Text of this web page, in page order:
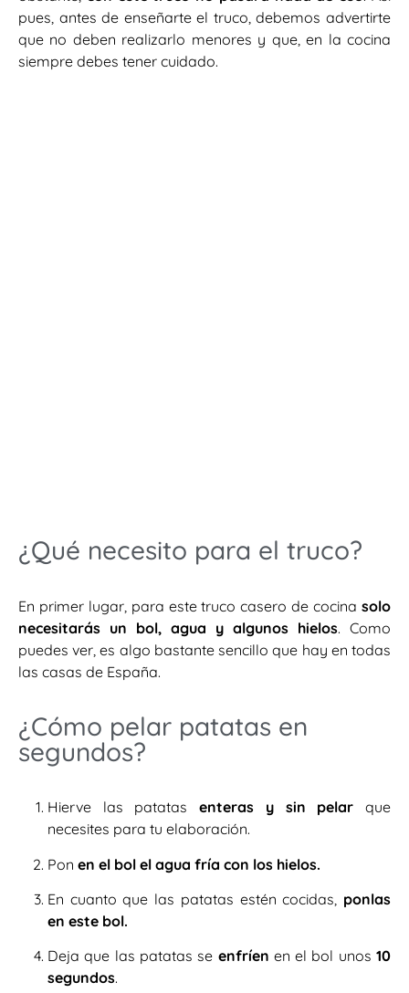
pues, antes de enseñarte el truco, debemos advertirte
que no deben realizarlo menores y que, en la cocina
siempre debes tener cuidado.
¿Qué necesito para el truco?
En primer lugar, para este truco casero de cocina solo
necesitarás un bol, agua y algunos hielos. Como
puedes ver, es algo bastante sencillo que hay en todas
las casas de España.
¿Cómo pelar patatas en
segundos?
Hierve las patatasenteras y sin pelar que
necesites para tu elaboración.
Pon en el bol el agua fría con los hielos.
En cuanto que las patatas estén cocidas, ponlas
en este bol.
Deja que las patatas se enfríen en el bol unos 10
segundos.